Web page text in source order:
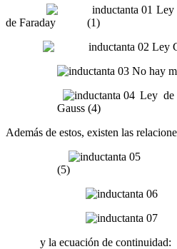
Ley
de Faraday (1)
Ley
No hay
Ley de
Gauss (4)
Además de estos, existen las
(5)
y la ecuación de continuidad: